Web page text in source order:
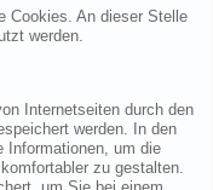
Cookies. An dieser Stelle
werden.
Internetseiten durch den
werden. In den
Informationen, um die
zu gestalten.